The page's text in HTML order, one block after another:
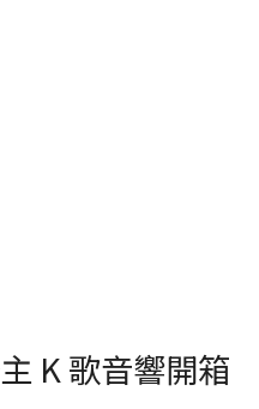
K 歌音響開箱